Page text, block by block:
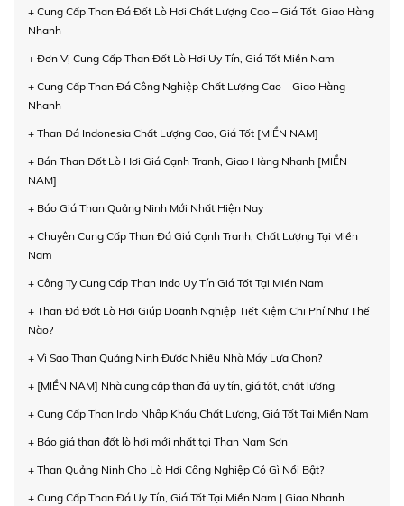
+ Cung Cấp Than Đá Đốt Lò Hơi Chất Lượng Cao – Giá Tốt, Giao Hàng
Nhanh
+ Đơn Vị Cung Cấp Than Đốt Lò Hơi Uy Tín, Giá Tốt Miền Nam
+ Cung Cấp Than Đá Công Nghiệp Chất Lượng Cao – Giao Hàng
Nhanh
+ Than Đá Indonesia Chất Lượng Cao, Giá Tốt [MIỀN NAM]
+ Bán Than Đốt Lò Hơi Giá Cạnh Tranh, Giao Hàng Nhanh [MIỀN
NAM]
+ Báo Giá Than Quảng Ninh Mới Nhất Hiện Nay
+ Chuyên Cung Cấp Than Đá Giá Cạnh Tranh, Chất Lượng Tại Miền
Nam
+ Công Ty Cung Cấp Than Indo Uy Tín Giá Tốt Tại Miền Nam
+ Than Đá Đốt Lò Hơi Giúp Doanh Nghiệp Tiết Kiệm Chi Phí Như Thế
Nào?
+ Vì Sao Than Quảng Ninh Được Nhiều Nhà Máy Lựa Chọn?
+ [MIỀN NAM] Nhà cung cấp than đá uy tín, giá tốt, chất lượng
+ Cung Cấp Than Indo Nhập Khẩu Chất Lượng, Giá Tốt Tại Miền Nam
+ Báo giá than đốt lò hơi mới nhất tại Than Nam Sơn
+ Than Quảng Ninh Cho Lò Hơi Công Nghiệp Có Gì Nổi Bật?
+ Cung Cấp Than Đá Uy Tín, Giá Tốt Tại Miền Nam | Giao Nhanh